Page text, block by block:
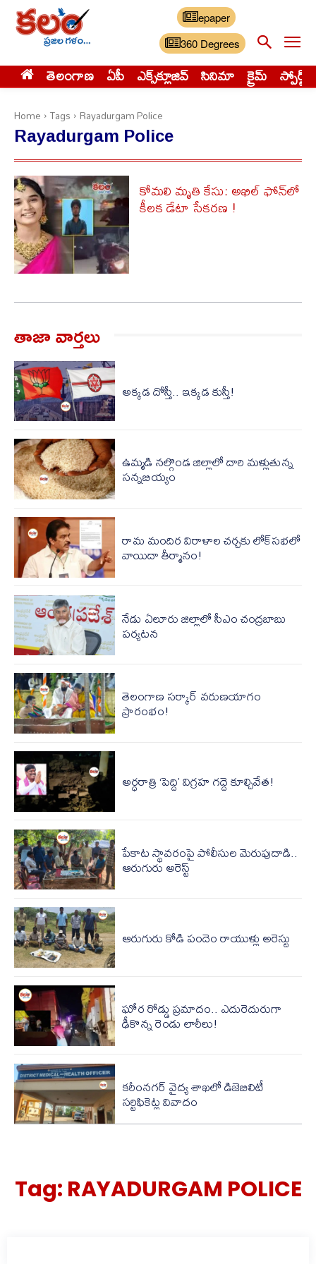
epaper
360 Degrees
తెలంగాణ ఏపీ ఎక్స్‌క్లూజివ్‌ సినిమా క్రైమ్ స్పోర్ట్స్
Home Tags Rayadurgam Police
Rayadurgam Police
కోమలి మృతి కేసు: అఖిల్ ఫోన్‌లో
కీలక డేటా సేకరణ !
తాజా వార్త‌లు
అక్కడ దోస్తీ.. ఇక్కడ కుస్తీ!
ఉమ్మడి నల్గొండ జిల్లాలో దారి మళ్లుతున్న
సన్నబియ్యం
రామ మందిర విరాళాల చ‌ర్చ‌కు లోక్‌స‌భ‌లో
వాయిదా తీర్మానం!
నేడు ఏలూరు జిల్లాలో సీఎం చంద్రబాబు
పర్యటన
తెలంగాణ స‌ర్కార్ వ‌రుణ‌యాగం
ప్రారంభం!
అర్ధరాత్రి ‘పెద్ది’ విగ్రహ గద్దె కూల్చివేత!
పేకాట స్థావరంపై పోలీసుల మెరుపుదాడి..
ఆరుగురు అరెస్ట్
ఆరుగురు కోడి పందెం రాయుళ్లు అరెస్టు
ఘోర రోడ్డు ప్రమాదం.. ఎదురెదురుగా
ఢీకొన్న రెండు లారీలు!
కరీంనగర్ వైద్య శాఖలో డిజెబిలిటీ
సర్టిఫికెట్ల వివాదం
Tag: RAYADURGAM POLICE